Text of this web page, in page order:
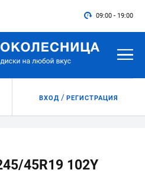
09:00 - 19:00
ВХОД / РЕГИСТРАЦИЯ
45R19 102Y